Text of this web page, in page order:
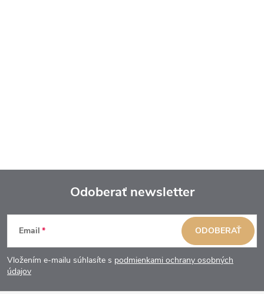
Z
á
p
Odoberať newsletter
Email
Vložením e-mailu súhlasíte s podmienkami ochrany osobných
údajov
ODOBERAŤ